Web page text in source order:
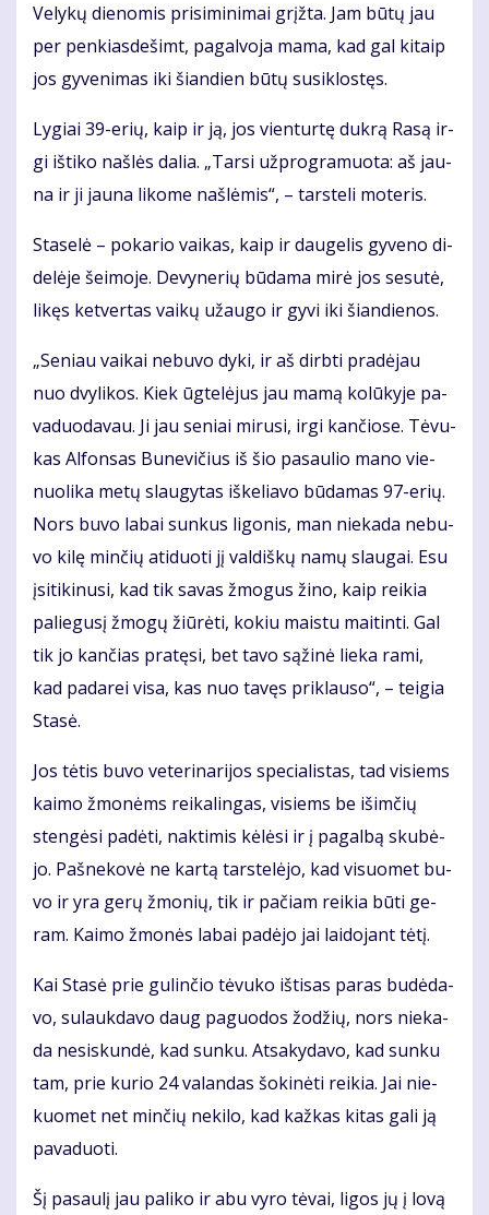
Ve­ly­kų die­no­mis pri­si­mi­ni­mai grįž­ta. Jam bū­tų jau
per pen­kias­de­šimt, pa­gal­vo­ja ma­ma, kad gal ki­taip
jos gy­ve­ni­mas iki šian­dien bū­tų su­si­klos­tęs.
Ly­giai 39-erių, kaip ir ją, jos vien­tur­tę duk­rą Ra­są ir­
gi iš­ti­ko naš­lės da­lia. „Tar­si už­prog­ra­muo­ta: aš jau­
na ir ji jau­na li­ko­me naš­lė­mis“, – tars­te­li mo­te­ris.
Sta­se­lė – po­ka­rio vai­kas, kaip ir dau­ge­lis gy­ve­no di­
de­lė­je šei­mo­je. De­vy­ne­rių bū­da­ma mi­rė jos se­su­tė,
li­kęs ket­ver­tas vai­kų už­au­go ir gy­vi iki šian­die­nos.
„Se­niau vai­kai ne­bu­vo dy­ki, ir aš dirb­ti pra­dė­jau
nuo dvy­li­kos. Kiek ūg­te­lė­jus jau ma­mą ko­lū­ky­je pa­
va­duo­da­vau. Ji jau se­niai mi­ru­si, ir­gi kan­čio­se. Tė­vu­
kas Al­fon­sas Bu­ne­vi­čius iš šio pa­sau­lio ma­no vie­
nuo­li­ka me­tų slau­gy­tas iš­ke­lia­vo bū­da­mas 97-erių.
Nors bu­vo la­bai sun­kus li­go­nis, man nie­ka­da ne­bu­
vo ki­lę min­čių ati­duo­ti jį val­diš­kų na­mų slau­gai. Esu
įsi­ti­ki­nu­si, kad tik sa­vas žmo­gus ži­no, kaip rei­kia
pa­lie­gu­sį žmo­gų žiū­rė­ti, ko­kiu mais­tu mai­tin­ti. Gal
tik jo kan­čias pra­tę­si, bet ta­vo są­ži­nė lie­ka ra­mi,
kad pa­da­rei vi­sa, kas nuo ta­vęs pri­klau­so“, – tei­gia
Sta­sė.
Jos tė­tis bu­vo ve­te­ri­na­ri­jos spe­cia­lis­tas, tad vi­siems
kai­mo žmo­nėms rei­ka­lin­gas, vi­siems be iš­im­čių
sten­gė­si pa­dė­ti, nak­ti­mis kė­lė­si ir į pa­gal­bą sku­bė­
jo. Pa­šne­ko­vė ne kar­tą tars­te­lė­jo, kad vi­suo­met bu­
vo ir yra ge­rų žmo­nių, tik ir pa­čiam rei­kia bū­ti ge­
ram. Kai­mo žmo­nės la­bai pa­dė­jo jai lai­do­jant tė­tį.
Kai Sta­sė prie gu­lin­čio tė­vu­ko iš­ti­sas pa­ras bu­dė­da­
vo, su­lauk­da­vo daug pa­guo­dos žo­džių, nors nie­ka­
da ne­si­skun­dė, kad sun­ku. At­sa­ky­da­vo, kad sun­ku
tam, prie ku­rio 24 va­lan­das šo­ki­nė­ti rei­kia. Jai nie­
kuo­met net min­čių ne­ki­lo, kad kaž­kas ki­tas ga­li ją
pa­va­duo­ti.
Šį pa­sau­lį jau pa­li­ko ir abu vy­ro tė­vai, li­gos jų į lo­vą